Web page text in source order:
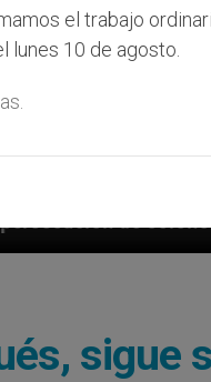
que afecta a
sigue
el trabajo
lunes 10 de agosto.